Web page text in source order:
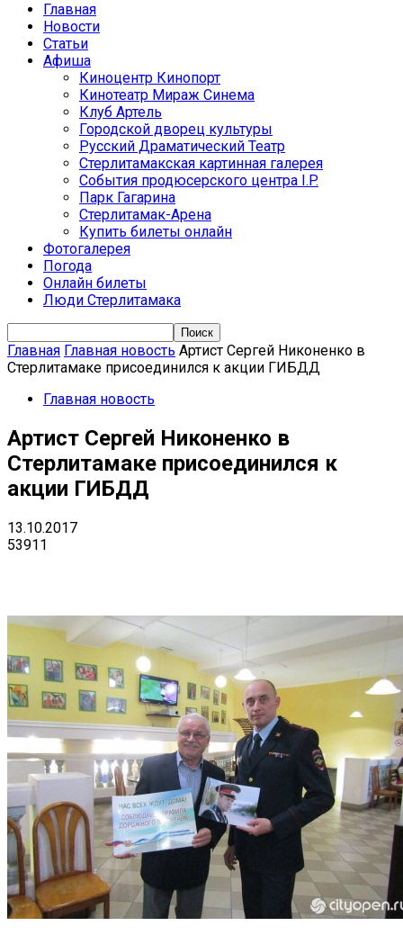
Главная
Новости
Статьи
Афиша
Киноцентр Кинопорт
Кинотеатр Мираж Синема
Клуб Артель
Городской дворец культуры
Русский Драматический Театр
Стерлитамакская картинная галерея
События продюсерского центра I.P.
Парк Гагарина
Стерлитамак-Арена
Купить билеты онлайн
Фотогалерея
Погода
Онлайн билеты
Люди Стерлитамака
Главная Главная новость Артист Сергей Никоненко в
Стерлитамаке присоединился к акции ГИБДД
Главная новость
Артист Сергей Никоненко в
Стерлитамаке присоединился к
акции ГИБДД
13.10.2017
53911